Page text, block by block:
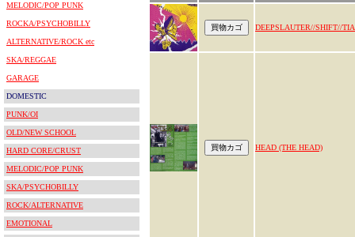
MELODIC/POP PUNK
ROCKA/PSYCHOBILLY
ALTERNATIVE/ROCK etc
SKA/REGGAE
GARAGE
DOMESTIC
PUNK/OI
OLD/NEW SCHOOL
HARD CORE/CRUST
MELODIC/POP PUNK
SKA/PSYCHOBILLY
ROCK/ALTERNATIVE
EMOTIONAL
DEEPSLAUTER//SHIFT//
HEAD (THE HEAD)